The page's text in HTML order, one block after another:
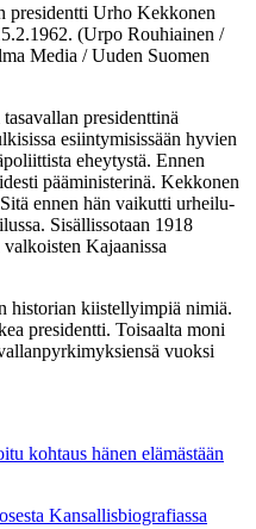
presidentti Urho Kekkonen
(Urpo Rouhiainen /
Media / Uuden Suomen
presidenttinä
esiintymisissään hyvien
eheytystä. Ennen
pääministerinä. Kekkonen
ennen hän vaikutti urheilu-
Sisällissotaan 1918
Kajaanissa
historian kiistellyimpiä nimiä.
presidentti. Toisaalta moni
vuoksi
kohtaus hänen elämästään
Kansallisbiografiassa